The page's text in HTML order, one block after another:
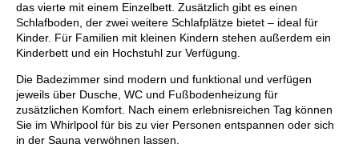
das vierte mit einem Einzelbett. Zusätzlich gibt es einen
Schlafboden, der zwei weitere Schlafplätze bietet – ideal für
Kinder. Für Familien mit kleinen Kindern stehen außerdem ein
Kinderbett und ein Hochstuhl zur Verfügung.
Die Badezimmer sind modern und funktional und verfügen
jeweils über Dusche, WC und Fußbodenheizung für
zusätzlichen Komfort. Nach einem erlebnisreichen Tag können
Sie im Whirlpool für bis zu vier Personen entspannen oder sich
in der Sauna verwöhnen lassen.